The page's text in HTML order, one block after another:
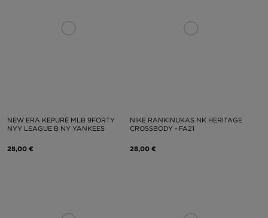
NEW ERA KEPURĖ MLB 9FORTY
NYY LEAGUE B NY YANKEES
28,00 €
NIKE RANKINUKAS NK HERITAGE
CROSSBODY - FA21
28,00 €